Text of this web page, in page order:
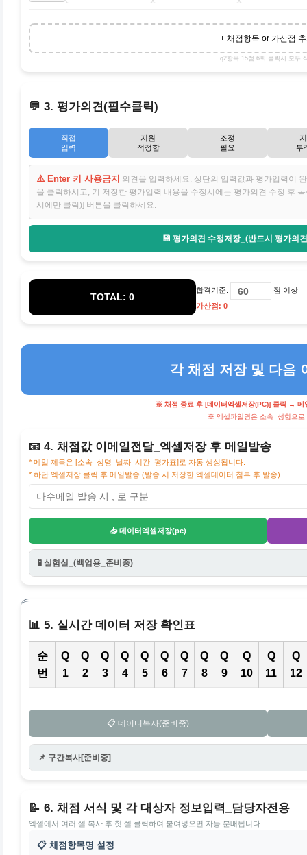
+ 채점항목 or 가산점
q2항목 15점 6회 클릭시 모두
💬 3. 평가의견(필수클릭)
직접
입력
지원
적정함
조정
필요
부
⚠️ Enter 키 사용금지 의견을 입력하세요. 상단의 입력값과 평가입력이
을 클릭하시고, 기 저장한 평가입력 내용을 수정시에는 평가의견 수정 후
시에만 클릭)] 버튼을 클릭하세요.
💾 평가의견 수정저장_(반드시 평가의
TOTAL: 0
합격기준:
점 이상
가산점: 0
각 채점 저장 및 다음
※ 채점 종료 후 [데이터엑셀저장(PC)] 클릭 → 메
※ 엑셀파일명은 소속_성함으로
📧 4. 채점값 이메일전달_엑셀저장 후 메일발송
* 메일 제목은 [소속_성명_날짜_시간_평가표]로 자동 생성됩니다.
* 하단 엑셀저장 클릭 후 메일발송 (발송 시 저장한 엑셀데이터 첨부 후 발송)
📥 데이터엑셀저장(pc)
🧪 실험실_(백업용_준비중)
📊 5. 실시간 데이터 저장 확인표
순
번
Q
1
Q
2
Q
3
Q
4
Q
5
Q
6
Q
7
Q
8
Q
9
Q
10
Q
11
Q
12
📋 데이터복사(준비중)
📌 구간복사[준비중]
📝 6. 채점 서식 및 각 대상자 정보입력_담당자전용
엑셀에서 여러 셀 복사 후 첫 셀 클릭하여 붙여넣으면 자동 분배됩니다.
📋 채점항목명 설정